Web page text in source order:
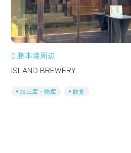
勝本港周辺
ISLAND BREWERY
お土産・物産 飲食